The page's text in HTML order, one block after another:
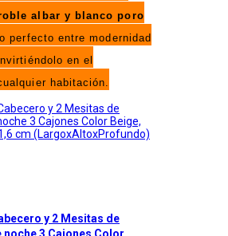
albar y blanco poro
perfecto entre modernidad
en el
habitación.
y 2 Mesitas de